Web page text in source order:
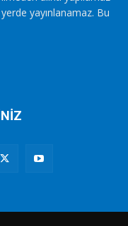
yayınlanamaz. Bu